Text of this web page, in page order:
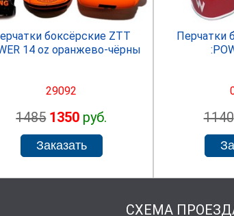
боксёрские ZTT
14 oz оранжево-чёрны
29092
1485 1350 руб.
Перчатки
1140
СХЕМА